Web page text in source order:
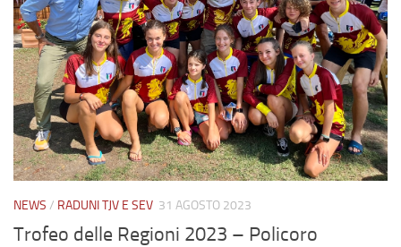
NEWS / RADUNI TJV E SEV 31 AGOSTO 2023
Trofeo delle Regioni 2023 – Policoro